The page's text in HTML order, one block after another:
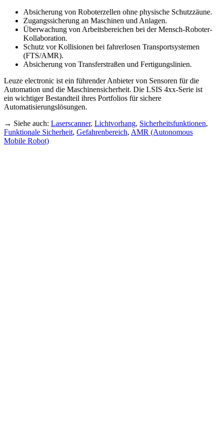
Absicherung von Roboterzellen ohne physische Schutzzäune.
Zugangssicherung an Maschinen und Anlagen.
Überwachung von Arbeitsbereichen bei der Mensch-Roboter-
Kollaboration.
Schutz vor Kollisionen bei fahrerlosen Transportsystemen
(FTS/AMR).
Absicherung von Transferstraßen und Fertigungslinien.
Leuze electronic ist ein führender Anbieter von Sensoren für die
Automation und die Maschinensicherheit. Die LSIS 4xx-Serie ist
ein wichtiger Bestandteil ihres Portfolios für sichere
Automatisierungslösungen.
→ Siehe auch: Laserscanner, Lichtvorhang, Sicherheitsfunktionen,
Funktionale Sicherheit, Gefahrenbereich, AMR (Autonomous
Mobile Robot)